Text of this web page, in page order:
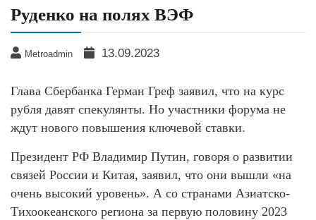
Руденко на полях ВЭФ
Metroadmin 13.09.2023
Глава Сбербанка Герман Греф заявил, что на курс
рубля давят спекулянты. Но участники форума не
ждут нового повышения ключевой ставки.
Президент РФ Владимир Путин, говоря о развитии
связей России и Китая, заявил, что они вышли «на
очень высокий уровень». А со странами Азиатско-
Тихоокеанского региона за первую половину 2023